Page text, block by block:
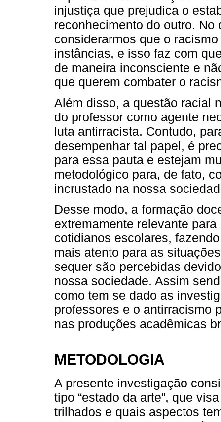
injustiça que prejudica o
reconhecimento do outro.
considerarmos que o
instâncias, e isso faz com
de maneira inconsciente e
que querem combater o
Além disso, a questão racial
do professor como agente
luta antirracista. Contudo,
desempenhar tal papel, é
para essa pauta e estejam
metodológico para, de fato,
incrustado na nossa
Desse modo, a formação
extremamente relevante
cotidianos escolares,
mais atento para as
sequer são percebidas
nossa sociedade. Assim
como tem se dado as
professores e o antirracismo
nas produções acadêmicas
METODOLOGIA
A presente investigação
tipo “estado da arte”, que
trilhados e quais aspectos